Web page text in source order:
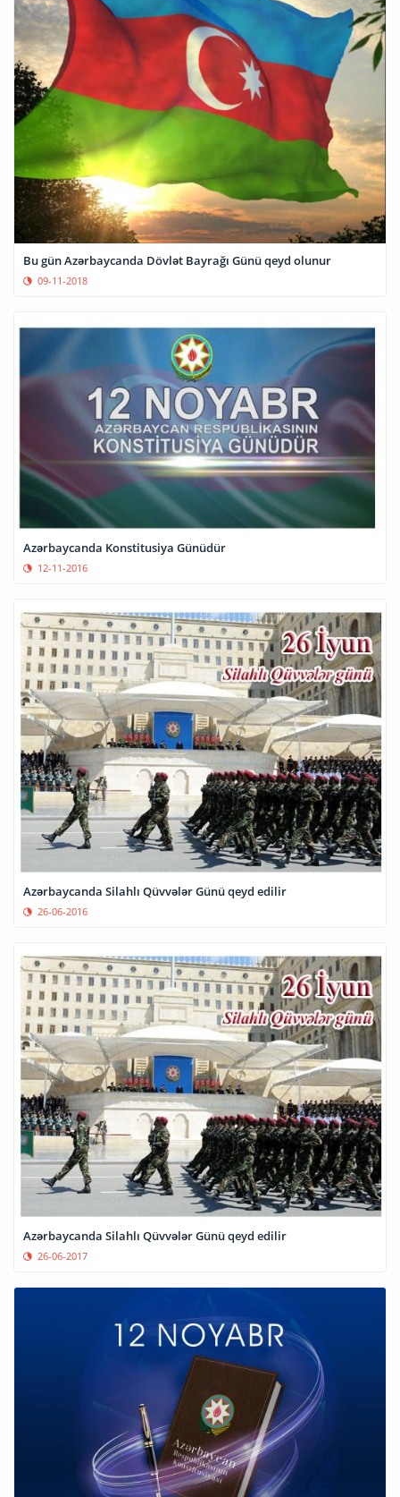
Bu gün Azərbaycanda Dövlət Bayrağı Günü qeyd olunur
09-11-2018
Azərbaycanda Konstitusiya Günüdür
12-11-2016
Azərbaycanda Silahlı Qüvvələr Günü qeyd edilir
26-06-2016
Azərbaycanda Silahlı Qüvvələr Günü qeyd edilir
26-06-2017